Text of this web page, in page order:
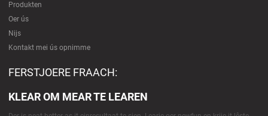
Produkten
Oer ús
Nijs
Kontakt mei ús opnimme
FERSTJOERE FRAACH:
KLEAR OM MEAR TE LEAREN